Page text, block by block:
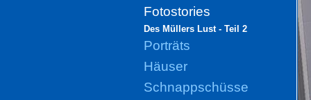
Fotostories
Des Müllers Lust - Teil 2
Porträts
Häuser
Schnappschüsse